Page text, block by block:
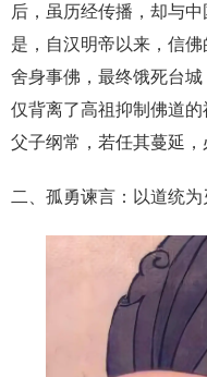
后，虽历经传播，却与
是，自汉明帝以来，信
舍身事佛，最终饿死台
仅背离了高祖抑制佛道
父子纲常，若任其蔓延，
二、孤勇谏言：以道统